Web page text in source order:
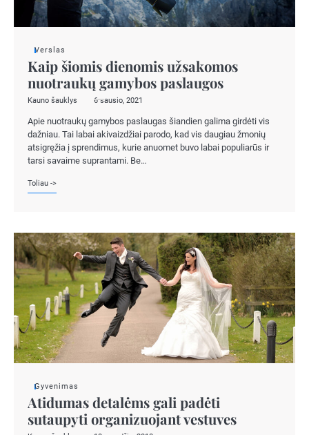
Verslas
Kaip šiomis dienomis užsakomos
nuotraukų gamybos paslaugos
Kauno šauklys 6 sausio, 2021
Apie nuotraukų gamybos paslaugas šiandien galima girdėti vis
dažniau. Tai labai akivaizdžiai parodo, kad vis daugiau žmonių
atsigręžia į sprendimus, kurie anuomet buvo labai populiarūs ir
tarsi savaime suprantami. Be…
Toliau ->
Gyvenimas
Atidumas detalėms gali padėti
sutaupyti organizuojant vestuves